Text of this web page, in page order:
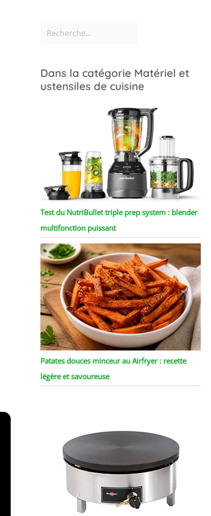
Dans la catégorie Matériel et
ustensiles de cuisine
Test du NutriBullet triple prep system : blender
multifonction puissant
Patates douces minceur au Airfryer : recette
légère et savoureuse